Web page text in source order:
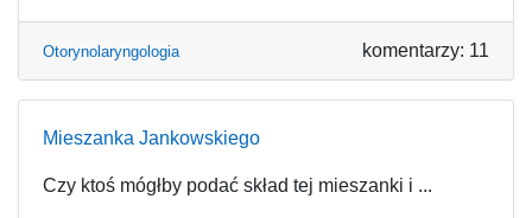
Otorynolaryngologia komentarzy: 11
Mieszanka Jankowskiego
Czy ktoś mógłby podać skład tej mieszanki i ...